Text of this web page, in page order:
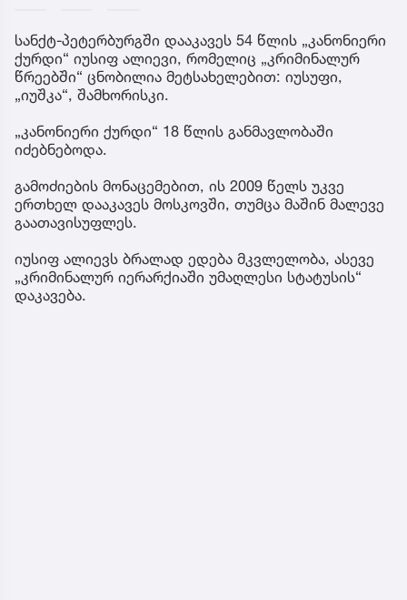
სანქტ-პეტერბურგში დააკავეს 54 წლის „კანონიერი
ქურდი“ იუსიფ ალიევი, რომელიც „კრიმინალურ
წრეებში“ ცნობილია მეტსახელებით: იუსუფი,
„იუშკა“, შამხორისკი.
„კანონიერი ქურდი“ 18 წლის განმავლობაში
იძებნებოდა.
გამოძიების მონაცემებით, ის 2009 წელს უკვე
ერთხელ დააკავეს მოსკოვში, თუმცა მაშინ მალევე
გაათავისუფლეს.
იუსიფ ალიევს ბრალად ედება მკვლელობა, ასევე
„კრიმინალურ იერარქიაში უმაღლესი სტატუსის“
დაკავება.